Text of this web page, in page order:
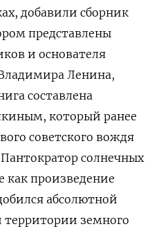
добавили сборник
представлены
и основателя
Владимира Ленина,
составлена
который ранее
советского вождя
солнечных
как произведение
абсолютной
территории земного